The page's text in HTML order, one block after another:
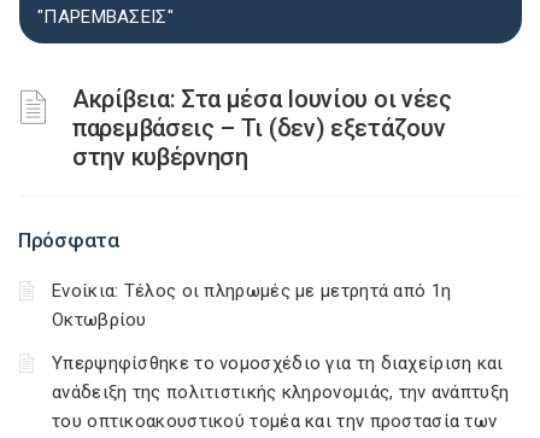
"ΠΑΡΕΜΒΑΣΕΙΣ"
Ακρίβεια: Στα μέσα Ιουνίου οι νέες
παρεμβάσεις – Τι (δεν) εξετάζουν
στην κυβέρνηση
Πρόσφατα
Ενοίκια: Τέλος οι πληρωμές με μετρητά από 1η
Οκτωβρίου
Υπερψηφίσθηκε το νομοσχέδιο για τη διαχείριση και
ανάδειξη της πολιτιστικής κληρονομιάς, την ανάπτυξη
του οπτικοακουστικού τομέα και την προστασία των